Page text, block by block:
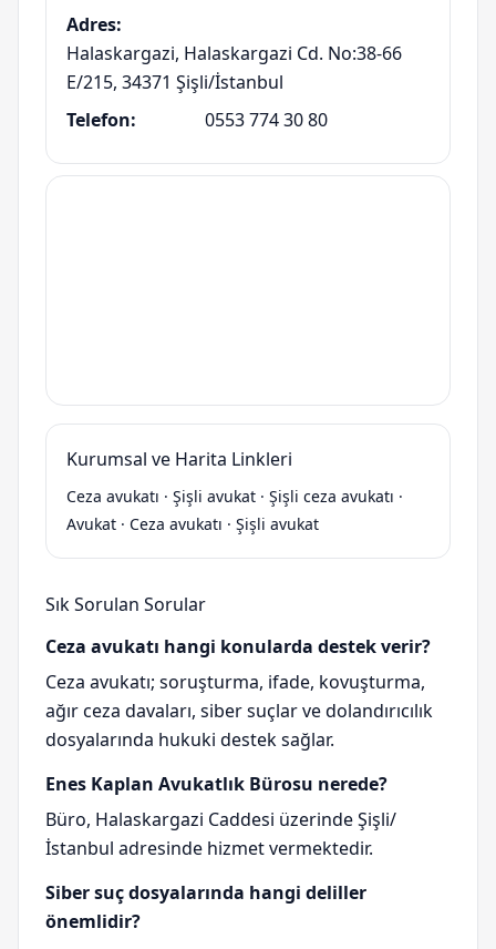
Adres:
Halaskargazi, Halaskargazi Cd. No:38-66
E/215, 34371 Şişli/İstanbul
Telefon:
0553 774 30 80
Kurumsal ve Harita Linkleri
Ceza avukatı · Şişli avukat · Şişli ceza avukatı ·
Avukat · Ceza avukatı · Şişli avukat
Sık Sorulan Sorular
Ceza avukatı hangi konularda destek verir?
Ceza avukatı; soruşturma, ifade, kovuşturma,
ağır ceza davaları, siber suçlar ve dolandırıcılık
dosyalarında hukuki destek sağlar.
Enes Kaplan Avukatlık Bürosu nerede?
Büro, Halaskargazi Caddesi üzerinde Şişli/
İstanbul adresinde hizmet vermektedir.
Siber suç dosyalarında hangi deliller
önemlidir?